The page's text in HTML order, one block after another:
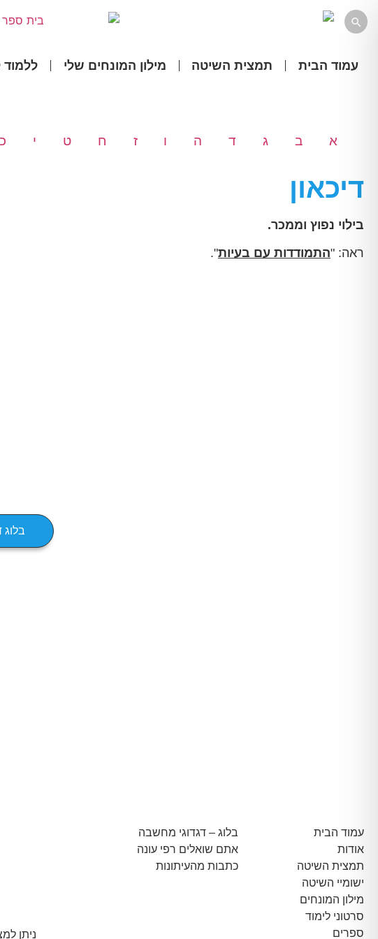
עמוד הבית תמצית השיטה מילון המונחים שלי
כ י ט ח ז ו ה ד ג ב א
דיכאון
בילוי נפוץ וממכר.
ראה: "התמודדות עם בעיות".
עמוד הבית
אודות
תמצית השיטה
ישומיי השיטה
מילון המונחים
סרטוני לימוד
ספרים
בלוג – דגדוגי מחשבה
אתם שואלים רפי עונה
כתבות מהעיתונות
ניתן
